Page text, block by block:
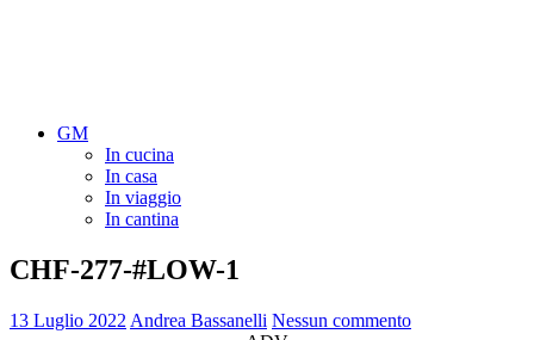
GM
In cucina
In casa
In viaggio
In cantina
CHF-277-#LOW-1
13 Luglio 2022 Andrea Bassanelli Nessun commento